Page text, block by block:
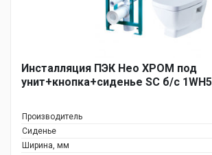
Инсталляция ПЭК Нео ХРОМ под
унит+кнопка+сиденье SC б/с
Производитель
Сиденье
Ширина, мм